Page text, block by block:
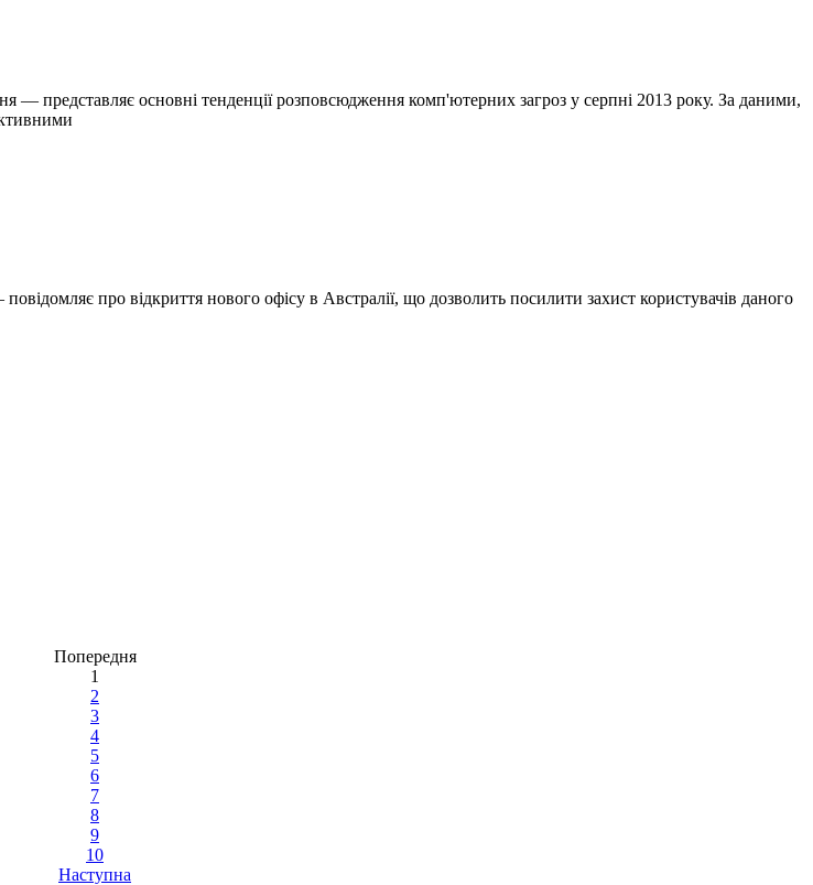
— представляє основні тенденції розповсюдження комп'ютерних загроз у серпні 2013 року. За даними,
про відкриття нового офісу в Австралії, що дозволить посилити захист користувачів даного
Попередня
1
2
3
4
5
6
7
8
9
10
Наступна